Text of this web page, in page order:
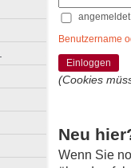
Benutzername
Einloggen
(Cookies
Neu
Wenn Sie